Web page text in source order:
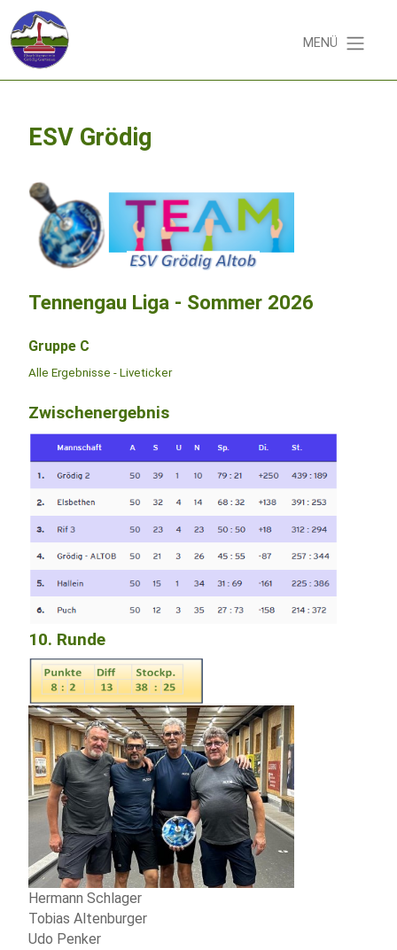
MENÜ
ESV Grödig
Tennengau Liga - Sommer 2026
Gruppe C
Alle Ergebnisse - Liveticker
Zwischenergebnis
10. Runde
Hermann Schlager
Tobias Altenburger
Udo Penker